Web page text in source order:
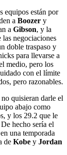
equipos están por
a Boozer y
a Gibson, y la
las negociaciones
doble traspaso y
para llevarse a
medio, pero los
con el límite
pero razonables.
quisieran darle el
abajo como
y los 29.2 que le
hecho sería el
una temporada
de Kobe y Jordan